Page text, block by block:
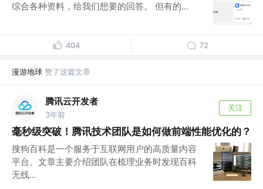
综合各种资料，给我们想要的回答。 但有的...
404 72
漫游地球 赞了这篇文章
腾讯云开发者
3年前
关注
毫秒级突破！腾讯技术团队是如何做前端性能优化的？
搜狗百科是一个服务于互联网用户的高质量内容
平台。文章主要介绍团队在梳理业务时发现百科
无线...